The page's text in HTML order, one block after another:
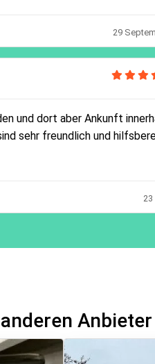
29
und dort aber Ankunft
sehr freundlich und
23